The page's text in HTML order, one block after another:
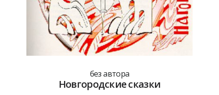
без автора
Новгородские сказки